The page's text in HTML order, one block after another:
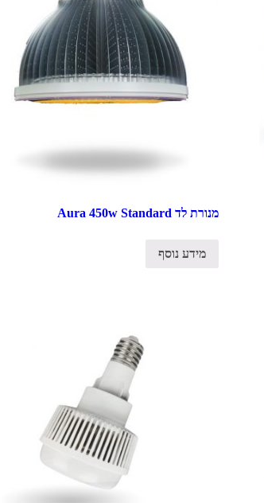
מנורת לד Aura 450w Standard
מידע נוסף